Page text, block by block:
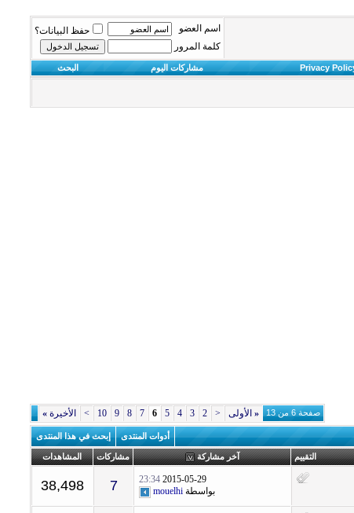
اسم العضو
حفظ البيانات؟
كلمة المرور
Privacy مشاركات اليوم البحث
صفحة 6 من 13 « الأولى <
2
3
4
5
6
7
8
9
10
> الأخيرة »
أدوات المنتدى إبحث في هذا المنتدى
التقييم آخر مشاركة مشاركات المشاهدات
2015-05-29
23:34
بواسطة mouelhi
7
38,498